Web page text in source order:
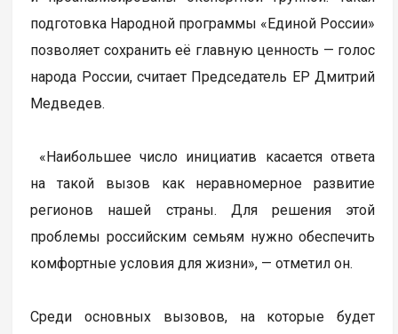
подготовка Народной программы «Единой России»
позволяет сохранить её главную ценность — голос
народа России, считает Председатель ЕР Дмитрий
Медведев.
«Наибольшее число инициатив касается ответа
на такой вызов как неравномерное развитие
регионов нашей страны. Для решения этой
проблемы российским семьям нужно обеспечить
комфортные условия для жизни», — отметил он.
Среди основных вызовов, на которые будет